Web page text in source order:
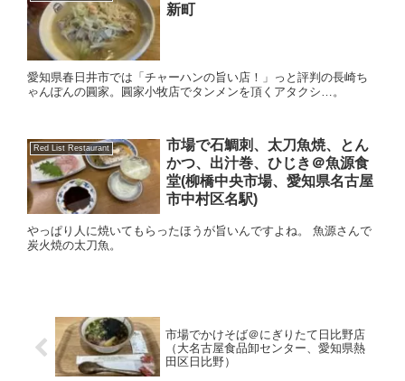
新町
愛知県春日井市では「チャーハンの旨い店！」っと評判の長崎ち
ゃんぽんの圓家。圓家小牧店でタンメンを頂くアタクシ…。
Red List Restaurant
市場で石鯛刺、太刀魚焼、とん
かつ、出汁巻、ひじき＠魚源食
堂(柳橋中央市場、愛知県名古屋
市中村区名駅)
やっぱり人に焼いてもらったほうが旨いんですよね。 魚源さんで
炭火焼の太刀魚。
市場でかけそば＠にぎりたて日比野店
（大名古屋食品卸センター、愛知県熱
田区日比野）